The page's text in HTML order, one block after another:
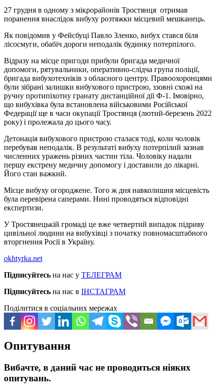
27 грудня в одному з мікрорайонів Тростянця отримав
поранення внаслідок вибуху розтяжки місцевий мешканець.
Як повідомив у Фейсбуці Павло Зленко, вибух стався біля
лісосмуги, обабіч дороги неподалік будинку потерпілого.
Відразу на місце пригоди прибули бригада медичної
допомоги, рятувальники, оперативно-слідча група поліції,
бригада вибухотехніків з обласного центру. Правоохоронцями
були зібрані залишки вибухового пристрою, ззовні схожі на
ручну протипіхотну гранату дистанційної дії Ф-1. Імовірно,
що вибухівка була встановлена військовими Російської
Федерації ще в часи окупації Тростянця (лютий-березень 2022
року) і пролежала до цього часу.
Детонація вибухового пристрою сталася тоді, коли чоловік
перебував неподалік. В результаті вибуху потерпілий зазнав
численних уражень різних частин тіла. Чоловіку надали
першу екстрену медичну допомогу і доставили до лікарні.
Його стан важкий.
Місце вибуху огороджене. Того ж дня навколишня місцевість
була перевірена саперами. Нині проводяться відповідні
експертизи.
У Тростянецькій громаді це вже четвертий випадок підриву
цивільної людини на вибухівці з початку повномасштабного
вторгнення Росії в Україну.
okhtyrka.net
Підписуйтесь на нас у ТЕЛЕГРАМ
Підписуйтесь на нас в ІНСТАГРАМ
Поділитися в соціальних мережах
Опитування
Вибачте, в даний час не проводиться ніяких
опитувань.